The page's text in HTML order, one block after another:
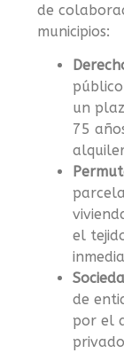
de
municipios:
un
75
el
de
por el